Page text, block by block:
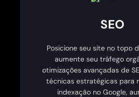
SEO
Posicione seu site no topo
aumente seu tráfego
otimizações avançadas de
técnicas estratégicas para
indexação no Google,